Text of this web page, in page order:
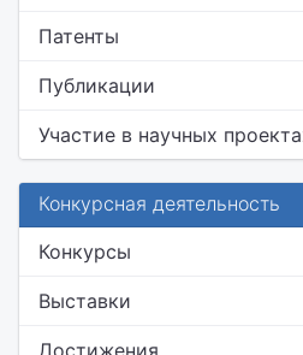
Патенты
Публикации
Участие в научных
Конкурсная деятельность
Конкурсы
Выставки
Достижения